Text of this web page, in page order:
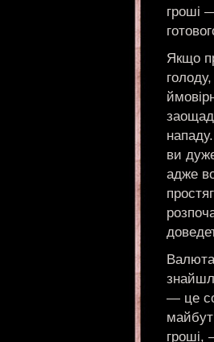
гроші
Якщо
ви
адже
Валюта
— це
гроші,